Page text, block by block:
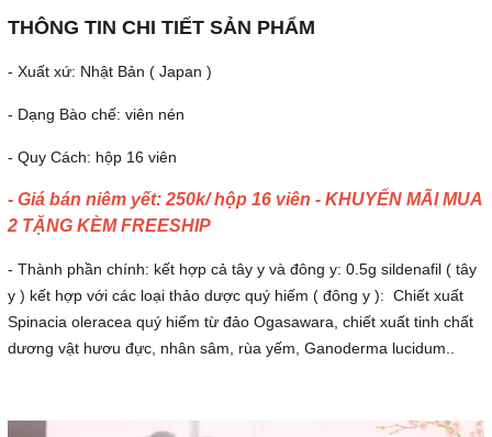
THÔNG TIN CHI TIẾT SẢN PHẨM
- Xuất xứ: Nhật Bản ( Japan )
- Dạng Bào chế: viên nén
- Quy Cách: hộp 16 viên
- Giá bán niêm yết: 250k/ hộp 16 viên - KHUYẾN MÃI MUA
2 TẶNG KÈM FREESHIP
- Thành phần chính: kết hợp cả tây y và đông y: 0.5g sildenafil ( tây
y ) kết hợp với các loại thảo dược quý hiếm ( đông y ): Chiết xuất
Spinacia oleracea quý hiếm từ đảo Ogasawara , chiết xuất tinh chất
dương vật hươu đực, nhân sâm, rùa yếm, Ganoderma lucidum..